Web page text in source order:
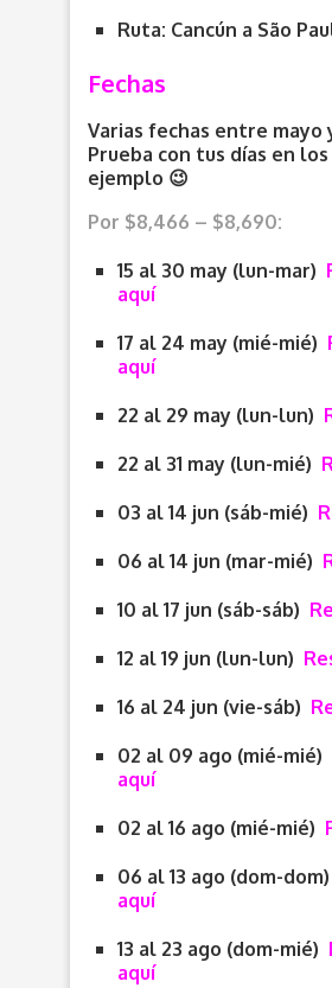
Ruta: Cancún a São
Fechas
Varias fechas entre mayo
Prueba con tus días en
ejemplo 😉
Por $8,466 – $8,690:
15 al 30 may (lun-mar)
aquí
17 al 24 may (mié-mié)
aquí
22 al 29 may (lun-lun)
22 al 31 may (lun-mié)
03 al 14 jun (sáb-mié)
06 al 14 jun (mar-mié)
10 al 17 jun (sáb-sáb)
12 al 19 jun (lun-lun)
16 al 24 jun (vie-sáb)
02 al 09 ago (mié-mié)
aquí
02 al 16 ago (mié-mié)
06 al 13 ago (dom-dom)
aquí
13 al 23 ago (dom-mié)
aquí